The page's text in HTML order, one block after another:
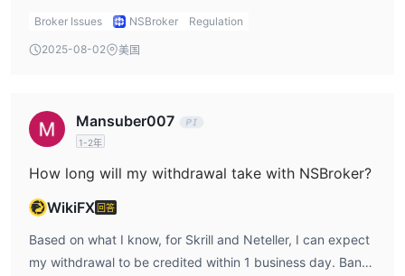
reassurance. However, its licenses from the FCA and AMF
MFSA regulation does provide a certain level of investor
licenses are unverified.
Broker Issues NSBroker Regulation
2025-08-02 美国
Mansuber007
1-2年
How long will my withdrawal take with NSBroker?
WikiFX 回答
Based on what I know, for Skrill and Neteller, I can expect
my withdrawal to be credited within 1 business day. Bank